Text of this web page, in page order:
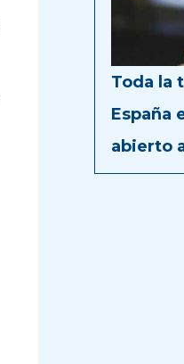
Toda la
España
abierto